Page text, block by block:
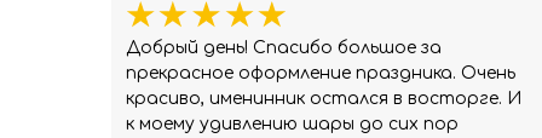
Добрый день! Спасибо большое за
прекрасное оформление праздника. Очень
красиво, именинник остался в восторге. И
к моему удивлению шары до сих пор